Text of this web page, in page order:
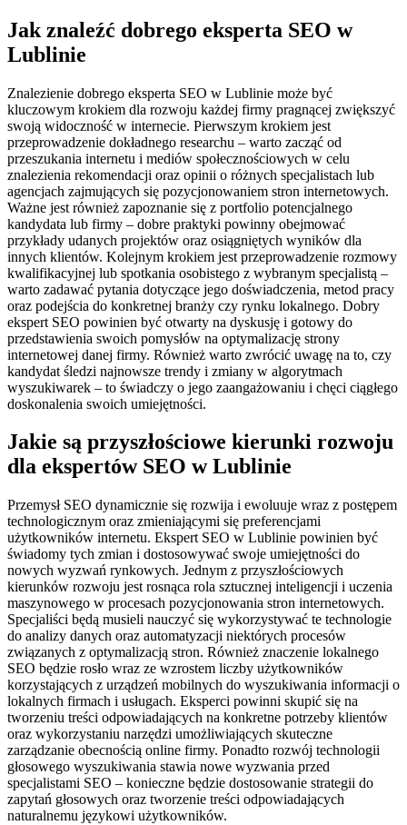
Jak znaleźć dobrego eksperta SEO w
Lublinie
Znalezienie dobrego eksperta SEO w Lublinie może być
kluczowym krokiem dla rozwoju każdej firmy pragnącej zwiększyć
swoją widoczność w internecie. Pierwszym krokiem jest
przeprowadzenie dokładnego researchu – warto zacząć od
przeszukania internetu i mediów społecznościowych w celu
znalezienia rekomendacji oraz opinii o różnych specjalistach lub
agencjach zajmujących się pozycjonowaniem stron internetowych.
Ważne jest również zapoznanie się z portfolio potencjalnego
kandydata lub firmy – dobre praktyki powinny obejmować
przykłady udanych projektów oraz osiągniętych wyników dla
innych klientów. Kolejnym krokiem jest przeprowadzenie rozmowy
kwalifikacyjnej lub spotkania osobistego z wybranym specjalistą –
warto zadawać pytania dotyczące jego doświadczenia, metod pracy
oraz podejścia do konkretnej branży czy rynku lokalnego. Dobry
ekspert SEO powinien być otwarty na dyskusję i gotowy do
przedstawienia swoich pomysłów na optymalizację strony
internetowej danej firmy. Również warto zwrócić uwagę na to, czy
kandydat śledzi najnowsze trendy i zmiany w algorytmach
wyszukiwarek – to świadczy o jego zaangażowaniu i chęci ciągłego
doskonalenia swoich umiejętności.
Jakie są przyszłościowe kierunki rozwoju
dla ekspertów SEO w Lublinie
Przemysł SEO dynamicznie się rozwija i ewoluuje wraz z postępem
technologicznym oraz zmieniającymi się preferencjami
użytkowników internetu. Ekspert SEO w Lublinie powinien być
świadomy tych zmian i dostosowywać swoje umiejętności do
nowych wyzwań rynkowych. Jednym z przyszłościowych
kierunków rozwoju jest rosnąca rola sztucznej inteligencji i uczenia
maszynowego w procesach pozycjonowania stron internetowych.
Specjaliści będą musieli nauczyć się wykorzystywać te technologie
do analizy danych oraz automatyzacji niektórych procesów
związanych z optymalizacją stron. Również znaczenie lokalnego
SEO będzie rosło wraz ze wzrostem liczby użytkowników
korzystających z urządzeń mobilnych do wyszukiwania informacji o
lokalnych firmach i usługach. Eksperci powinni skupić się na
tworzeniu treści odpowiadających na konkretne potrzeby klientów
oraz wykorzystaniu narzędzi umożliwiających skuteczne
zarządzanie obecnością online firmy. Ponadto rozwój technologii
głosowego wyszukiwania stawia nowe wyzwania przed
specjalistami SEO – konieczne będzie dostosowanie strategii do
zapytań głosowych oraz tworzenie treści odpowiadających
naturalnemu językowi użytkowników.